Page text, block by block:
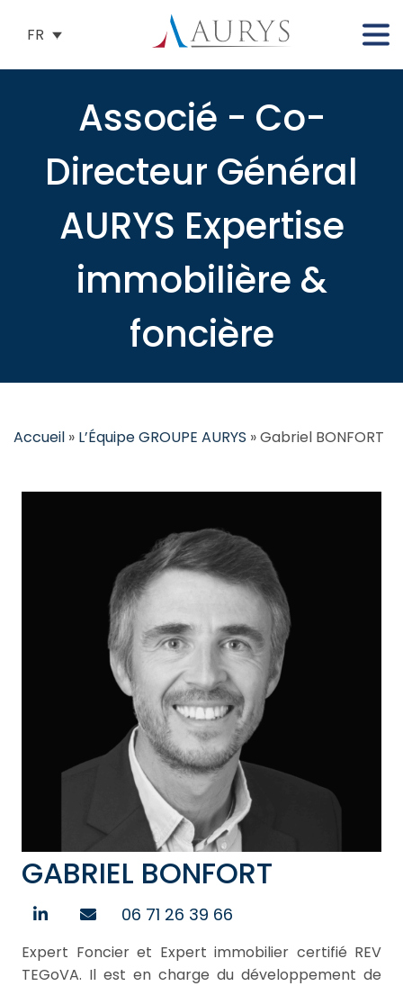
FR
Associé - Co-
Directeur Général
AURYS Expertise
immobilière &
foncière
Accueil » L’Équipe GROUPE AURYS »Gabriel BONFORT
GABRIEL BONFORT
06 71 26 39 66
Expert Foncier et Expert immobilier certifié REV
TEGoVA. Il est en charge du développement de